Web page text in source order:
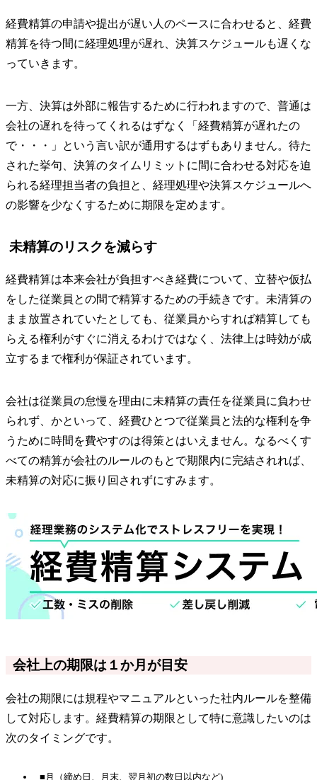
経費精算の申請や提出が遅い人のペースに合わせると、経費
精算を待つ間に経理処理が遅れ、決算スケジュールも遅くな
っていきます。
一方、決算は外部に報告するために行われますので、普通は
会社の遅れを待ってくれるはずなく「経費精算が遅れたの
で・・・」という言い訳が通用するはずもありません。待た
された挙句、決算のタイムリミットに間に合わせる対応を迫
られる経理担当者の負担と、経理処理や決算スケジュールへ
の影響を少なくするために期限を定めます。
未精算のリスクを減らす
経費精算は本来会社が負担すべき経費について、立替や仮払
をした従業員との間で精算するための手続きです。未清算の
まま放置されていたとしても、従業員からすれば精算しても
らえる権利がすぐに消えるわけではなく、法律上は時効が成
立するまで権利が保証されています。
会社は従業員の怠慢を理由に未精算の責任を従業員に負わせ
られず、かといって、経費ひとつで従業員と法的な権利を争
うために時間を費やすのは得策とはいえません。なるべくす
べての精算が会社のルールのもとで期限内に完結されれば、
未精算の対応に振り回されずにすみます。
会社上の期限は１か月が目安
会社の期限には規程やマニュアルといった社内ルールを整備
して対応します。経費精算の期限として特に意識したいのは
次のタイミングです。
■月（締め日、月末、翌月初の数日以内など)